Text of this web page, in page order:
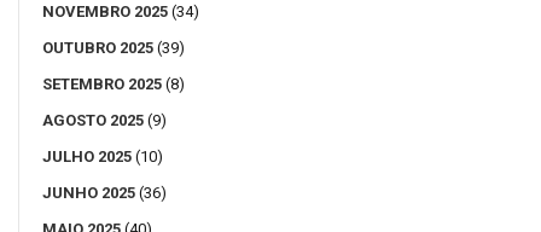
NOVEMBRO 2025 (34)
OUTUBRO 2025 (39)
SETEMBRO 2025 (8)
AGOSTO 2025 (9)
JULHO 2025 (10)
JUNHO 2025 (36)
MAIO 2025 (40)